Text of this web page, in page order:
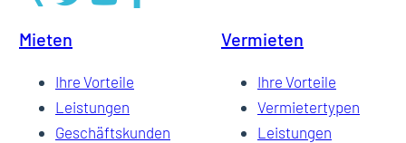
Mieten
Ihre Vorteile
Leistungen
Geschäftskunden
Vermieten
Ihre Vorteile
Vermietertypen
Leistungen